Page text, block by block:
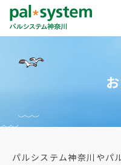
パルシステム神奈川やパ